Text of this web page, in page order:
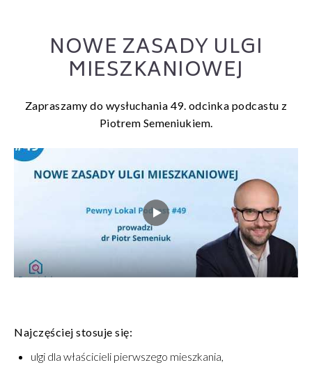
NOWE ZASADY ULGI
MIESZKANIOWEJ
Zapraszamy do wysłuchania 49. odcinka podcastu z
Piotrem Semeniukiem.
Najczęściej stosuje się:
ulgi dla właścicieli pierwszego mieszkania,